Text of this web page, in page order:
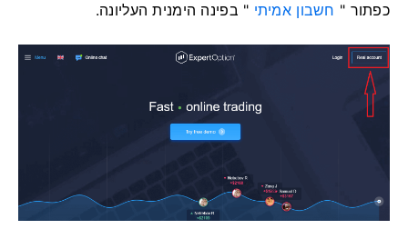
כפתור " חשבון אמיתי " בפינה הימנית העליונה.